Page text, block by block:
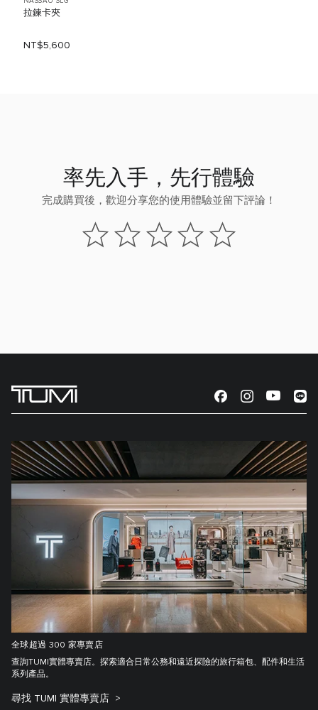
拉鍊卡夾
NT$5,600
率先入手，先行體驗
完成購買後，歡迎分享您的使用體驗並留下評論！
全球超過 300 家專賣店
查詢TUMI實體專賣店。探索適合日常公務和遠近探險的旅行箱包、配件和生活
系列產品。
尋找 TUMI 實體專賣店